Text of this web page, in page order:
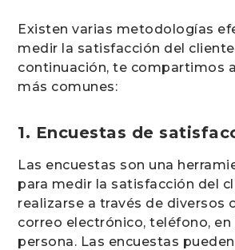
Existen varias metodologías
medir la satisfacción del
continuación, te compartimos
más comunes:
1. Encuestas de
Las encuestas son una
para medir la satisfacción del
realizarse a través de diversos
correo electrónico, teléfono, en
persona. Las encuestas